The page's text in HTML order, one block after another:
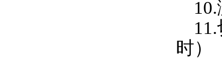
10.
11.
时）